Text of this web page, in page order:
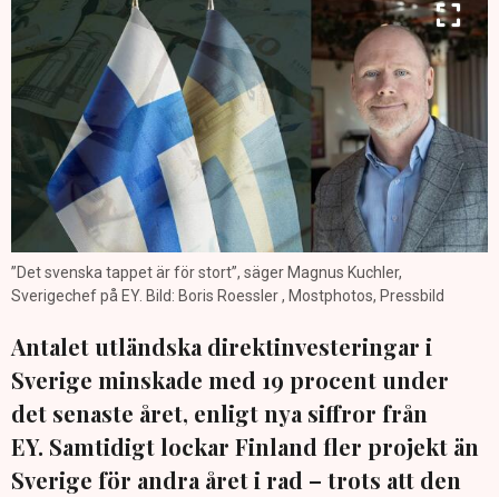
”Det svenska tappet är för stort”, säger Magnus Kuchler,
Sverigechef på EY. Bild: Boris Roessler , Mostphotos, Pressbild
Antalet utländska direktinvesteringar i
Sverige minskade med 19 procent under
det senaste året, enligt nya siffror från
EY. Samtidigt lockar Finland fler projekt än
Sverige för andra året i rad – trots att den